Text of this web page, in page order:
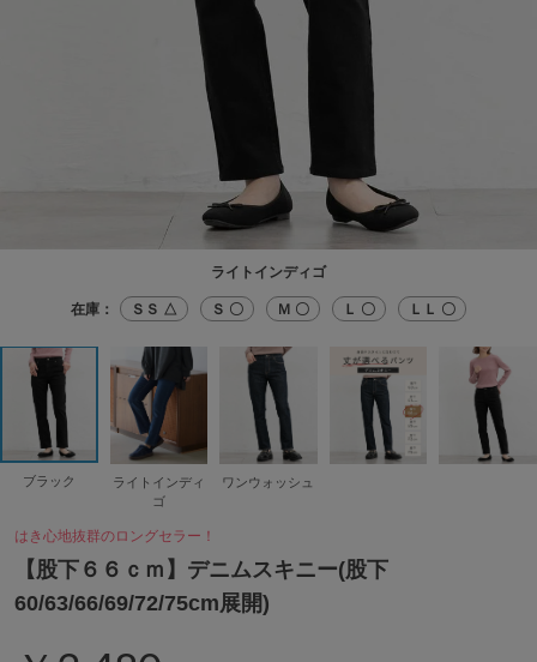
ライトインディゴ
在庫： ＳＳ △ Ｓ 〇 Ｍ 〇 Ｌ 〇 ＬＬ 〇
ブラック
ライトインディ
ゴ
ワンウォッシュ
はき心地抜群のロングセラー！
【股下６６ｃｍ】デニムスキニー(股下
60/63/66/69/72/75cm展開)